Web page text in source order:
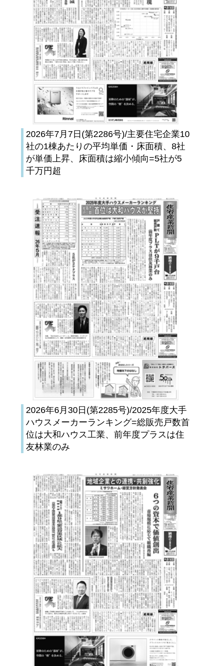
2026年7月7日(第2286号)/主要住宅企業10
社の1棟あたりの平均単価・床面積、8社
が単価上昇、床面積は縮小傾向=5社が5
千万円超
2026年6月30日(第2285号)/2025年度大手
ハウスメーカーランキング=総販売戸数首
位は大和ハウス工業、前年度プラスは住
友林業のみ